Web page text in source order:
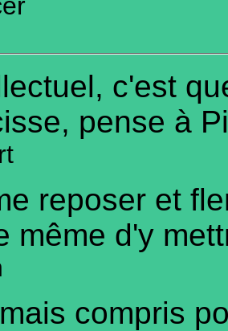
c'est
pense à
reposer et
même d'y
compris